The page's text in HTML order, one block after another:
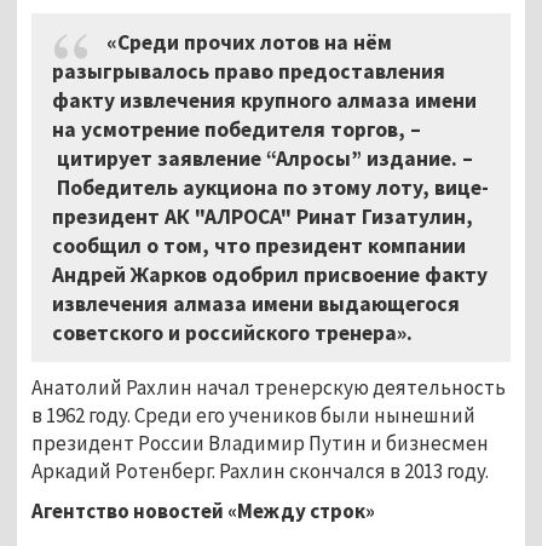
«Среди прочих лотов на нём
разыгрывалось право предоставления
факту извлечения крупного алмаза имени
на усмотрение победителя торгов, –
цитирует заявление “Алросы” издание. –
Победитель аукциона по этому лоту, вице-
президент АК "АЛРОСА" Ринат Гизатулин,
сообщил о том, что президент компании
Андрей Жарков одобрил присвоение факту
извлечения алмаза имени выдающегося
советского и российского тренера».
Анатолий Рахлин начал тренерскую деятельность
в 1962 году. Среди его учеников были нынешний
президент России Владимир Путин и бизнесмен
Аркадий Ротенберг. Рахлин скончался в 2013 году.
Агентство новостей «Между строк»